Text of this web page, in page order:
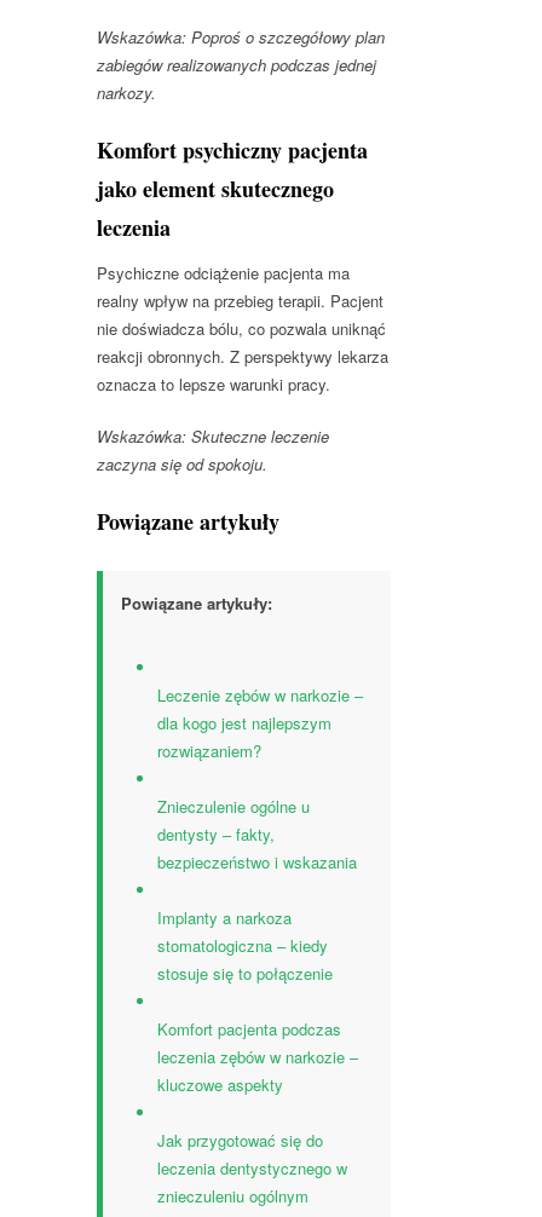
Wskazówka: Poproś o szczegółowy plan
zabiegów realizowanych podczas jednej
narkozy.
Komfort psychiczny pacjenta
jako element skutecznego
leczenia
Psychiczne odciążenie pacjenta ma
realny wpływ na przebieg terapii. Pacjent
nie doświadcza bólu, co pozwala uniknąć
reakcji obronnych. Z perspektywy lekarza
oznacza to lepsze warunki pracy.
Wskazówka: Skuteczne leczenie
zaczyna się od spokoju.
Powiązane artykuły
Powiązane artykuły:
Leczenie zębów w narkozie –
dla kogo jest najlepszym
rozwiązaniem?
Znieczulenie ogólne u
dentysty – fakty,
bezpieczeństwo i wskazania
Implanty a narkoza
stomatologiczna – kiedy
stosuje się to połączenie
Komfort pacjenta podczas
leczenia zębów w narkozie –
kluczowe aspekty
Jak przygotować się do
leczenia dentystycznego w
znieczuleniu ogólnym